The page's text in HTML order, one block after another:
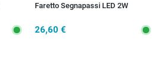
Faretto Segnapassi LED 2W
26,60 €